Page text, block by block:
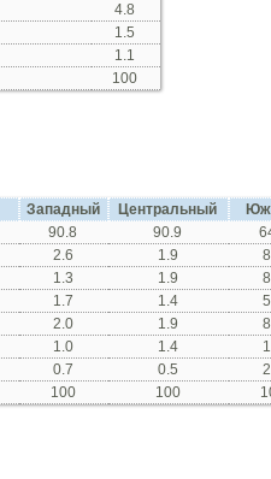
4.8
1.5
1.1
100
Западный Центральный
90.8 90.9
2.6 1.9
1.3 1.9
1.7 1.4
2.0 1.9
1.0 1.4
0.7 0.5
100 100